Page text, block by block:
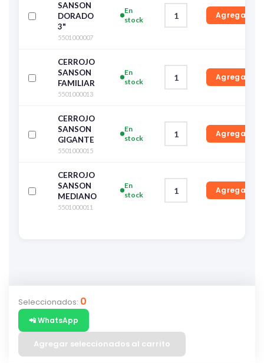
SANSON
DORADO
3"
5501000007
En
stock
Agregar
CERROJO
SANSON
FAMILIAR
5501000013
En
stock
Agregar
CERROJO
SANSON
GIGANTE
5501000015
En
stock
Agregar
CERROJO
SANSON
MEDIANO
5501000011
En
stock
Agregar
Seleccionados: 0
📲 WhatsApp
Agregar seleccionados al carrito